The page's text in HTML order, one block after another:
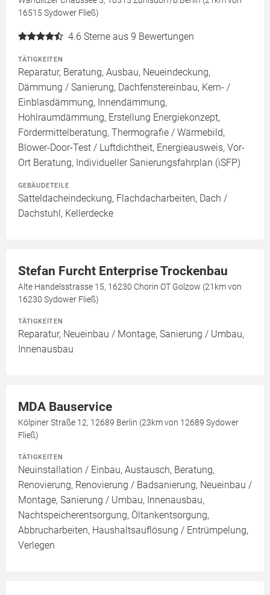
16515 Sydower Fließ)
4.6 Sterne aus 9 Bewertungen
TÄTIGKEITEN
Reparatur, Beratung, Ausbau, Neueindeckung,
Dämmung / Sanierung, Dachfenstereinbau, Kern- /
Einblasdämmung, Innendämmung,
Hohlraumdämmung, Erstellung Energiekonzept,
Fördermittelberatung, Thermografie / Wärmebild,
Blower-Door-Test / Luftdichtheit, Energieausweis, Vor-
Ort Beratung, Individueller Sanierungsfahrplan (iSFP)
GEBÄUDETEILE
Satteldacheindeckung, Flachdacharbeiten, Dach /
Dachstuhl, Kellerdecke
Stefan Furcht Enterprise Trockenbau
Alte Handelsstrasse 15, 16230 Chorin OT Golzow (21km von
16230 Sydower Fließ)
TÄTIGKEITEN
Reparatur, Neueinbau / Montage, Sanierung / Umbau,
Innenausbau
MDA Bauservice
Kölpiner Straße 12, 12689 Berlin (23km von 12689 Sydower
Fließ)
TÄTIGKEITEN
Neuinstallation / Einbau, Austausch, Beratung,
Renovierung, Renovierung / Badsanierung, Neueinbau /
Montage, Sanierung / Umbau, Innenausbau,
Nachtspeicherentsorgung, Öltankentsorgung,
Abbrucharbeiten, Haushaltsauflösung / Entrümpelung,
Verlegen